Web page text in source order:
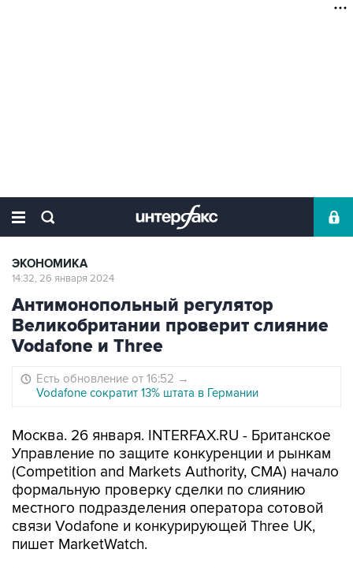
ЭКОНОМИКА
14:32, 26 января 2024
Антимонопольный регулятор
Великобритании проверит слияние
Vodafone и Three
Есть обновление от 16:52 →
Vodafone сократит 13% штата в Германии
Москва. 26 января. INTERFAX.RU - Британское
Управление по защите конкуренции и рынкам
(Competition and Markets Authority, CMA) начало
формальную проверку сделки по слиянию
местного подразделения оператора сотовой
связи Vodafone и конкурирующей Three UK,
пишет MarketWatch.